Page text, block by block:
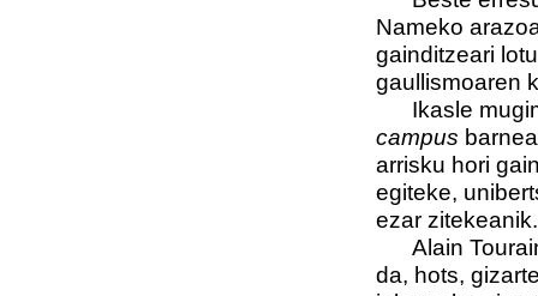
Nameko
gainditzeari
gaullismoaren
Ikasle
campus
arrisku hori
egiteke,
ezar zitekeanik.
Alain
da, hots,